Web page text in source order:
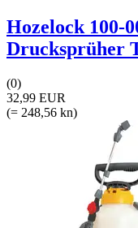
Hozelock 100-
Drucksprüher
(0)
32,99 EUR
(= 248,56 kn)